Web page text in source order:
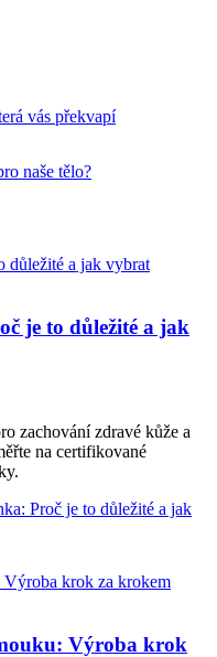
vás překvapí
naše tělo?
je to důležité a jak
zachování zdravé kůže a
na certifikované
Proč je to důležité a jak
Výroba krok